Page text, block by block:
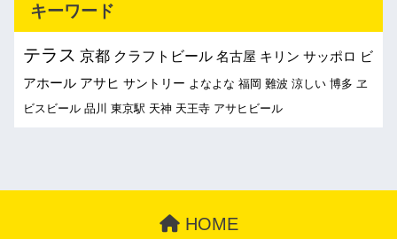
キーワード
テラス 京都 クラフトビール 名古屋 キリン サッポロ ビ
アホール アサヒ サントリー よなよな 福岡 難波 涼しい 博多 ヱ
ビスビール 品川 東京駅 天神 天王寺 アサヒビール
HOME